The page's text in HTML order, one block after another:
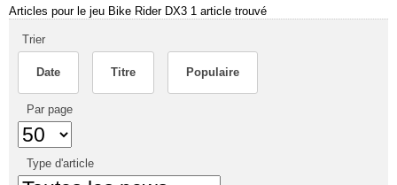
Articles pour le jeu Bike Rider DX3 1 article trouvé
Trier
Date Titre Populaire
Par page
Type d'article